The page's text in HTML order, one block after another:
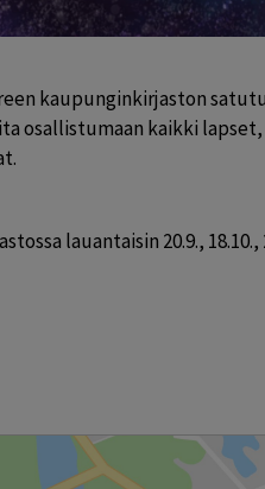
kaupunginkirjaston
osallistumaan kaikki lapset,
lauantaisin 20.9., 18.10.,